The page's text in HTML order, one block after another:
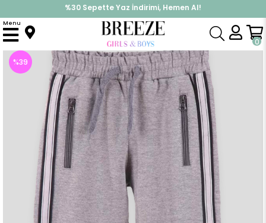
%30 Sepette Yaz İndirimi, Hemen Al!
İndirimlere ek %10 İndirimi Kap, Hemen Üye Ol!
0
Menu
Anasayfa Alt Giyim Eşofman Altı Erkek Çocuk Eşofman Altı Şeritli Gri (5 Yaş)
%39